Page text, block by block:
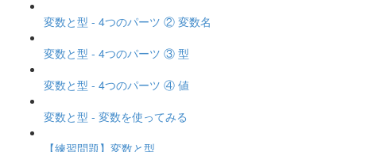
変数と型 - 4つのパーツ ② 変数名
変数と型 - 4つのパーツ ③ 型
変数と型 - 4つのパーツ ④ 値
変数と型 - 変数を使ってみる
【練習問題】変数と型